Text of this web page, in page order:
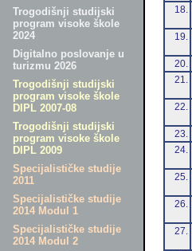
Trogodišnji studijski
program visoke škole
2024
Digitalno poslovanje u
turizmu 2026
Trogodišnji studijski
program visoke škole
DIPL 2007-08
Trogodišnji studijski
program visoke škole
DIPL 2009
Specijalističke studije
2011
Specijalističke studije
2014 Modul 1
Specijalističke studije
2014 Modul 2
18.
19.
20.
21.
22.
23.
24.
25.
26.
27.